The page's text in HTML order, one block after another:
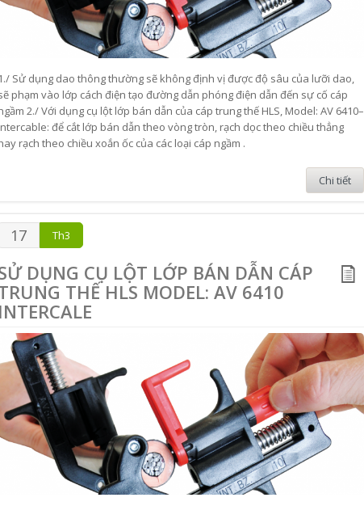
Sử dụng dao thông thường sẽ không định vị được độ sâu của lưỡi dao,
phạm vào lớp cách điện tạo đường dẫn phóng điện dẫn đến sự cố cáp
2./ Với dụng cụ lột lớp bán dẫn của cáp trung thế HLS, Model: AV 6410–
để cắt lớp bán dẫn theo vòng tròn, rạch dọc theo chiều thẳng
rạch theo chiều xoắn ốc của các loại cáp ngầm .
Chi tiết
17 Th3
DỤNG CỤ LỘT LỚP BÁN DẪN CÁP
THẾ HLS MODEL: AV 6410
INTERCALE